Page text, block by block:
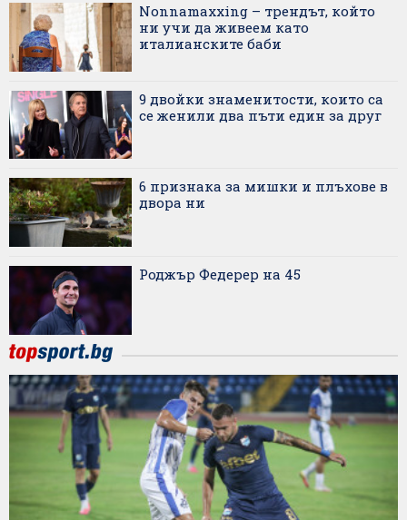
Nonnamaxxing – трендът, който
ни учи да живеем като
италианските баби
9 двойки знаменитости, които са
се женили два пъти един за друг
6 признака за мишки и плъхове в
двора ни
Роджър Федерер на 45